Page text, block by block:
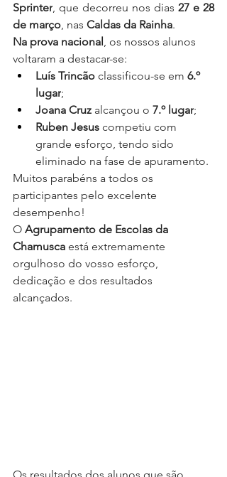
Sprinter, que decorreu nos dias 27 e 28
de março, nas Caldas da Rainha.
Na prova nacional, os nossos alunos
voltaram a destacar-se:
Luís Trincão classificou-se em 6.º
lugar;
Joana Cruz alcançou o 7.º lugar;
Ruben Jesus competiu com
grande esforço, tendo sido
eliminado na fase de apuramento.
Muitos parabéns a todos os
participantes pelo excelente
desempenho!
O Agrupamento de Escolas da
Chamusca está extremamente
orgulhoso do vosso esforço,
dedicação e dos resultados
alcançados.